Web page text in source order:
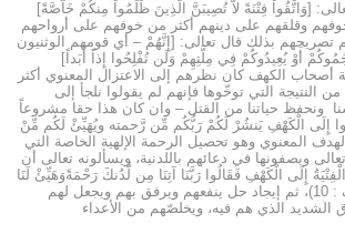
[وَاتَّقُواْ فِتْنَةً لاَّ تُصِيبَنَّ الَّذِينَ ظَلَمُواْ مِنكُمْ خَآصَّةً]
كان خوفهم وقلقهم على دينهم أكثر من خوفهم على أرواحهم
تصريحهم بذلك قال تعالى: [إِنَّهُمْ – أي قومهم الوثنيون
أَوْ يُعِيدُوكُمْ فِي مِلَّتِهِمْ وَلَن تُفْلِحُوا إِذاً أَبَداً]
الفتية أصحاب الكهف كان نظرهم إلى الاعتزال المعنوي أكثر
النتيجة التي توخّوها فإنهم لم يقولوا نلجأ إلى
ونحفظ حياتنا من القتل – وان كان هذا حقا مشروعاً
إِلَى الْكَهْفِ يَنشُرْ لَكُمْ رَبُّكُم مِّن رَّحمته ويُهَيِّئْ لَكُم مِّنْ
المعنوي وهو تحصيل الرحمة الإلهية الخاصة التي
ويصفونها في دعائهم باللدنية، ويسألونه تعالى أن
إِلَى الْكَهْفِ فَقَالُوا رَبَّنَا آتِنَا مِن لَّدُنكَ رَحْمَةًوَهَيِّئْ لَنَا
مِنْ أَمْرِنَا رَشَداً] (الكهف : 10)، ثم إيجاد حل ينفعهم ويرفق بهم ويجعل لهم
الشديد الذي هم فيه، ويخلصّهم من الأعداء